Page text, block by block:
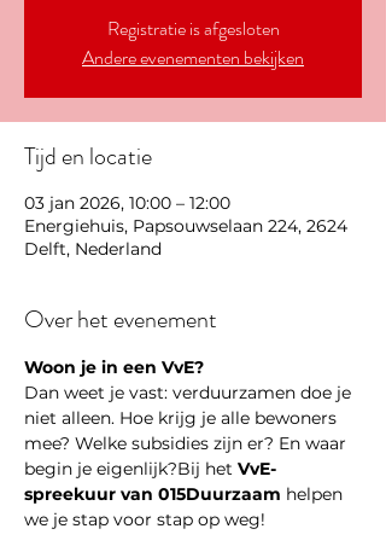
Registratie is afgesloten
Andere evenementen bekijken
Tijd en locatie
03 jan 2026, 10:00 – 12:00
Energiehuis, Papsouwselaan 224, 2624
Delft, Nederland
Over het evenement
Woon je in een VvE?
Dan weet je vast: verduurzamen doe je
niet alleen. Hoe krijg je alle bewoners
mee? Welke subsidies zijn er? En waar
begin je eigenlijk?Bij het VvE-
spreekuur van 015Duurzaam helpen
we je stap voor stap op weg!